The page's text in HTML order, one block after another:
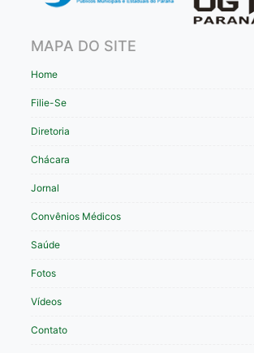
MAPA DO SITE
Home
Filie-Se
Diretoria
Chácara
Jornal
Convênios Médicos
Saúde
Fotos
Vídeos
Contato